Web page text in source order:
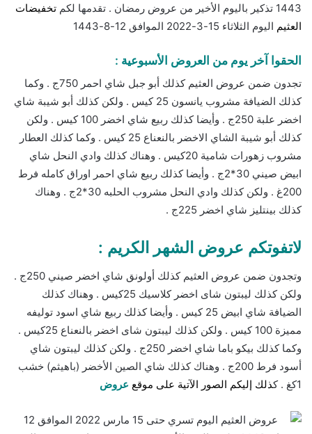
1443 تذكير باليوم الأخير من عروض رمضان . تقدمها لكم
تخفيضات
العثيم اليوم الثلاثاء 15-3-2022 الموافق 12-8-1443
الحقوا آخر يوم من العروض الأسبوعية :
تجدون ضمن عروض العثيم كذلك أبو جبل شاي احمر 750ج . وكما
كذلك الضيافة مشروب يانسون 25 كيس . ولكن كذلك أبو شيبة شاي
اخضر علبة 250ج . وأيضا كذلك ربيع شاي اخضر 100 كيس . ولكن
كذلك أبو شيبة الشاي الاخضر بالنعناع 25 كيس . وكما كذلك العطار
مشروب زهورات شامية 20كيس . وهناك كذلك وادي النحل شاي
ابيض صيني 30*2ج . وأيضا كذلك ربيع شاي احمر اوراق كامله فرط
200غ . ولكن كذلك وادي النحل مشروب الحلبه 30*2ج . وهناك
كذلك بينتليز شاي اخضر 225ج .
لاتفوتكم عروض الشهر الكريم :
وتجدون ضمن عروض العثيم كذلك أولونق شاي اخضر صيني 250ج .
ولكن كذلك ليبتون شاى اخضر كلاسيك 25كيس . وهناك كذلك
الضيافة شاي ابيض 25 كيس . وأيضا كذلك ربيع شاي اسود توليفه
مميزة 100 كيس . ولكن كذلك ليبتون شاى اخضر بالنعناع 25كيس .
وكما كذلك بيكو باما شاي اخضر 250ج . ولكن كذلك ليبتون شاي
أسود فرط 200ج . وهناك كذلك شاي الصين الأخضر (باهيثم) خشب
1كغ . ك
ذلك إليكم الصور الآتية على موقع عروض